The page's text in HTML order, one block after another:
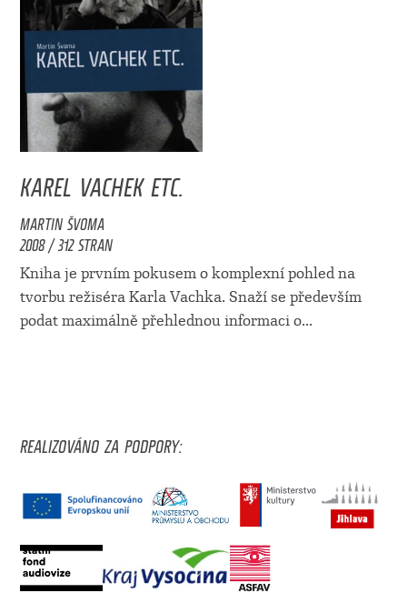
KAREL VACHEK ETC.
MARTIN ŠVOMA
2008 / 312 STRAN
Kniha je prvním pokusem o komplexní pohled na
tvorbu režiséra Karla Vachka. Snaží se především
podat maximálně přehlednou informaci o...
REALIZOVÁNO ZA PODPORY: